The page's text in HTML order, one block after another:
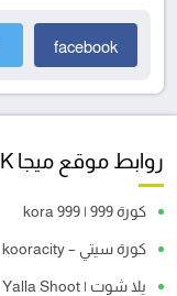
facebook
روابط موقع ميجا 4K
كورة 999 | kora 999
كورة سيتي – kooracity
يلا شوت | Yalla Shoot